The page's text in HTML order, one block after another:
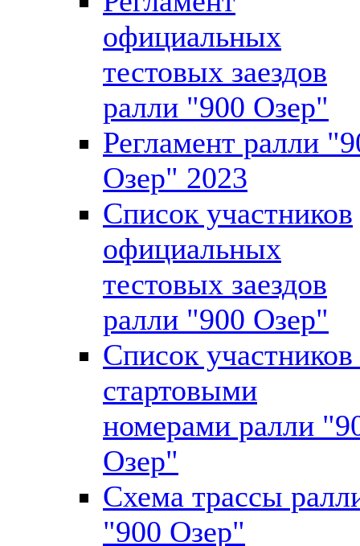
официальных
тестовых заездов
ралли "900 Озер"
Регламент ралли
Озер" 2023
Список участников
официальных
тестовых заездов
ралли "900 Озер"
Список участников
стартовыми
номерами ралли
Озер"
Схема трассы
"900 Озер"